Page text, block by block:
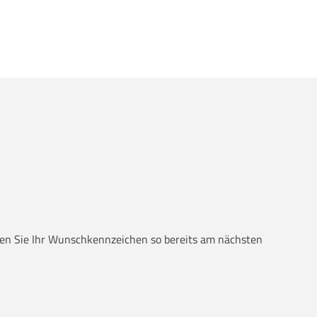
Sie Ihr Wunschkennzeichen so bereits am nächsten